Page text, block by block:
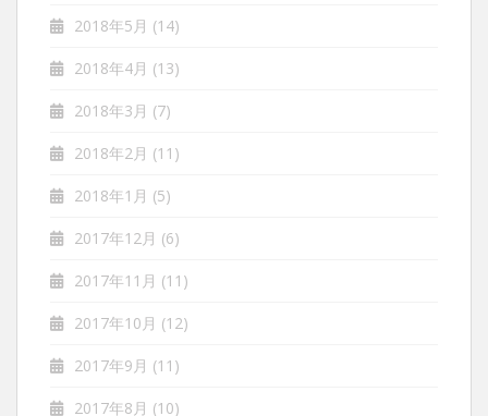
2018年5月 (14)
2018年4月 (13)
2018年3月 (7)
2018年2月 (11)
2018年1月 (5)
2017年12月 (6)
2017年11月 (11)
2017年10月 (12)
2017年9月 (11)
2017年8月 (10)